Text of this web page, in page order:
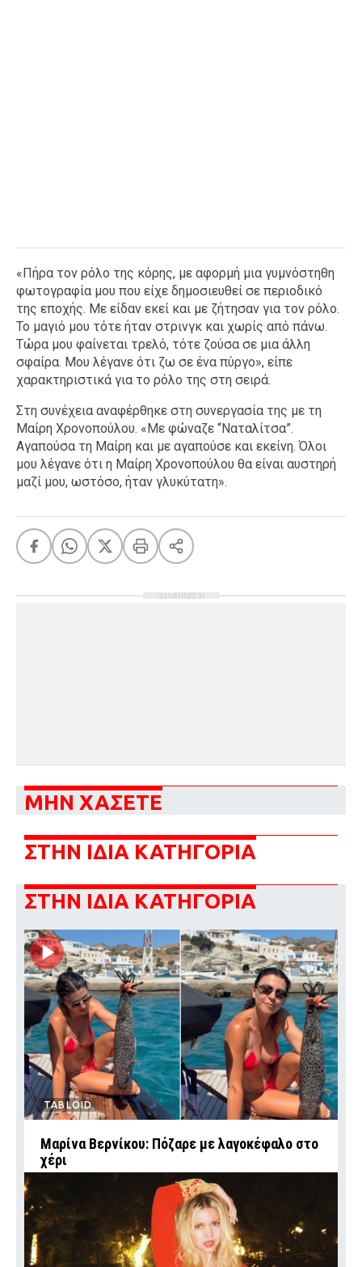
«Πήρα τον ρόλο της κόρης, με αφορμή μια γυμνόστηθη
φωτογραφία μου που είχε δημοσιευθεί σε περιοδικό
της εποχής. Με είδαν εκεί και με ζήτησαν για τον ρόλο.
Το μαγιό μου τότε ήταν στρινγκ και χωρίς από πάνω.
Τώρα μου φαίνεται τρελό, τότε ζούσα σε μια άλλη
σφαίρα. Μου λέγανε ότι ζω σε ένα πύργο», είπε
χαρακτηριστικά για το ρόλο της στη σειρά.
Στη συνέχεια αναφέρθηκε στη συνεργασία της με τη
Μαίρη Χρονοπούλου. «Με φώναζε “Ναταλίτσα”.
Αγαπούσα τη Μαίρη και με αγαπούσε και εκείνη. Όλοι
μου λέγανε ότι η Μαίρη Χρονοπούλου θα είναι αυστηρή
μαζί μου, ωστόσο, ήταν γλυκύτατη».
ΔΙΑΦΗΜΙΣΗ
ΜΗΝ ΧΑΣΕΤΕ
ΣΤΗΝ ΙΔΙΑ ΚΑΤΗΓΟΡΙΑ
ΣΤΗΝ ΙΔΙΑ ΚΑΤΗΓΟΡΙΑ
TABLOID
Μαρίνα Βερνίκου: Πόζαρε με λαγοκέφαλο στο
χέρι